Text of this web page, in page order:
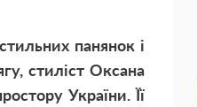
панянок і
стиліст Оксана
України. Її